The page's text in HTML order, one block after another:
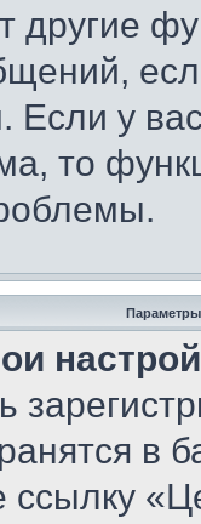
другие
Если у
то
Параметры
в